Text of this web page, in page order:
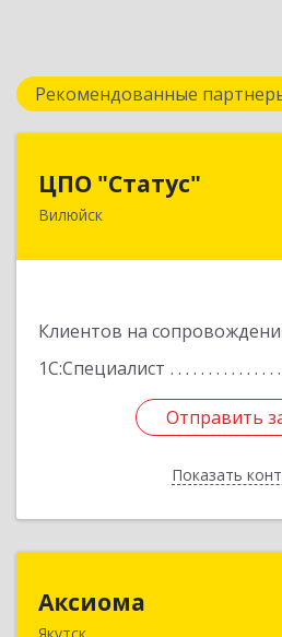
Рекомендованные
ЦПО "Статус"
Вилюйск
Клиентов на
1С:Специалист
Отправить
Показать
677000, Саха /Якутия/ Респ,
Отправить
Назад
Аксиома
Якутск